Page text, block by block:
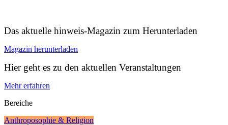
Das aktuelle hinweis-Magazin zum Herunterladen
Magazin herunterladen
Hier geht es zu den aktuellen Veranstaltungen
Mehr erfahren
Bereiche
Anthroposophie & Religion